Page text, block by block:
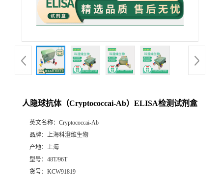
人隐球抗体（Cryptococcai-Ab）ELISA检测试剂盒
英文名称： Cryptococcai-Ab
品牌：
上海科澄维生物
产地：
上海
型号： 48T/96T
货号： KCW91819